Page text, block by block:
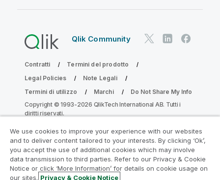
Qlik Community
Contratti
Termini del prodotto
Legal Policies
Note Legali
Termini di utilizzo
Marchi
Do Not Share My Info
Copyright © 1993-2026 QlikTech International AB. Tutti i
diritti riservati.
Partecipa al programma Analytics
Modernization
We use cookies to improve your experience with our websites
and to deliver content tailored to your interests. By clicking ‘Ok’,
you accept the use of additional cookies which may involve
data transmission to third parties. Refer to our Privacy & Cookie
Notice or click ‘More Information’ for details on cookie usage on
our sites. Privacy & Cookie Notice